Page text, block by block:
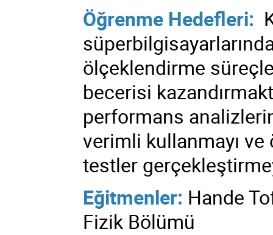
Öğrenme Hedefleri:
ölçeklendirme
becerisi
performans
verimli kullanmayı
testler
Eğitmenler: Hande
Fizik Bölümü